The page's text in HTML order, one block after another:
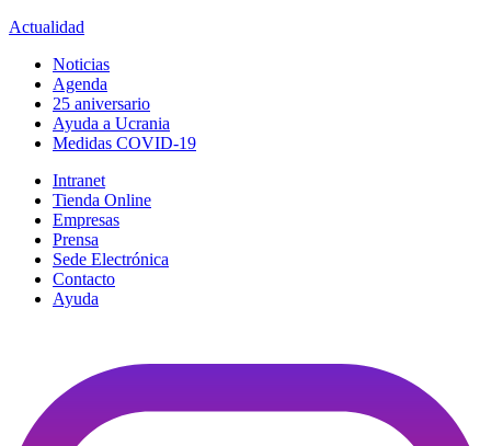
Actualidad
Noticias
Agenda
25 aniversario
Ayuda a Ucrania
Medidas COVID-19
Intranet
Tienda Online
Empresas
Prensa
Sede Electrónica
Contacto
Ayuda